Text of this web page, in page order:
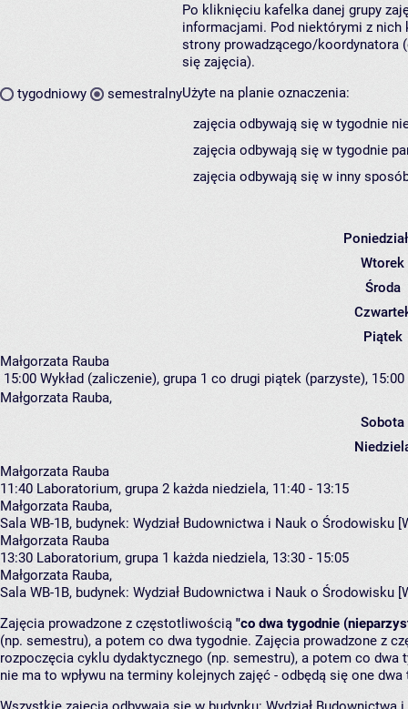
tygodniowy semestralny
Po kliknięciu kafelka danej grupy
informacjami. Pod niektórymi z nich
strony prowadzącego/koordynatora
się zajęcia).
Użyte na planie oznaczenia:
zajęcia odbywają się w tygodnie
zajęcia odbywają się w tygodnie
zajęcia odbywają się w inny
Wtorek
Środa
Piątek
Małgorzata Rauba
15:00 Wykład (zaliczenie), grupa 1 co drugi piątek (parzyste), 15:00
Małgorzata Rauba,
Sobota
Małgorzata Rauba
11:40 Laboratorium, grupa 2 każda niedziela, 11:40 - 13:15
Małgorzata Rauba,
Sala WB-1B, budynek: Wydział Budownictwa i Nauk o Środowisku
Małgorzata Rauba
13:30 Laboratorium, grupa 1 każda niedziela, 13:30 - 15:05
Małgorzata Rauba,
Sala WB-1B, budynek: Wydział Budownictwa i Nauk o Środowisku
Zajęcia prowadzone z częstotliwością "co dwa tygodnie
(np. semestru), a potem co dwa tygodnie. Zajęcia prowadzone z
rozpoczęcia cyklu dydaktycznego (np. semestru), a potem co
nie ma to wpływu na terminy kolejnych zajęć - odbędą się one